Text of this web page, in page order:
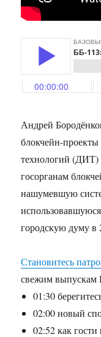
Андрей
блокчейн-
технологий
госорганам
нашумевшую
городскую думу в
Становитесь
свежим выпускам
01:30
02:00 новый
02:52 как